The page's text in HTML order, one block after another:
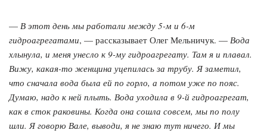
— В этот день мы работали между 5-м и 6-м
гидроагрегатами, — рассказывает Олег Мельничук. — Вода
хлынула, и меня унесло к 9-му гидроагрегату. Там я и плавал.
Вижу, какая-то женщина уцепилась за трубу. Я заметил,
что сначала вода была ей по горло, а потом уже по пояс.
Думаю, надо к ней плыть. Вода уходила в 9-й гидроагрегат,
как в сток раковины. Когда она сошла совсем, мы по полу
шли. Я говорю Вале, выводи, я не знаю тут ничего. И мы